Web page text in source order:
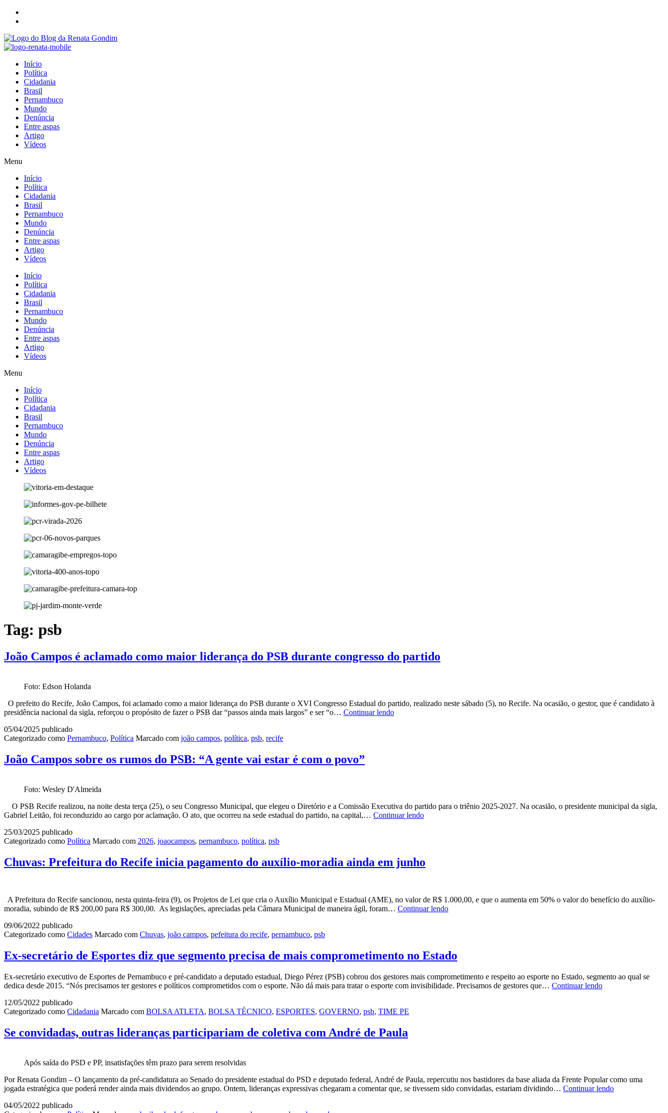
Início
Política
Cidadania
Brasil
Pernambuco
Mundo
Denúncia
Entre aspas
Artigo
Vídeos
Menu
Início
Política
Cidadania
Brasil
Pernambuco
Mundo
Denúncia
Entre aspas
Artigo
Vídeos
Início
Política
Cidadania
Brasil
Pernambuco
Mundo
Denúncia
Entre aspas
Artigo
Vídeos
Menu
Início
Política
Cidadania
Brasil
Pernambuco
Mundo
Denúncia
Entre aspas
Artigo
Vídeos
Tag: psb
João Campos é aclamado como maior liderança do PSB durante congresso do partido
Foto: Edson Holanda
O prefeito do Recife, João Campos, foi aclamado como a maior liderança do PSB durante o XVI Congresso Estadual do partido, realizado neste sábado (5), no Recife. Na ocasião, o gestor, que é candidato à
presidência nacional da sigla, reforçou o propósito de fazer o PSB dar “passos ainda mais largos” e ser “o… Continuar lendoJoão
do
partido
05/04/2025 publicado
Categorizado como Pernambuco, Política Marcado com joão campos, política, psb, recife
João Campos sobre os rumos do PSB: “A gente vai estar é com o povo”
Foto: Wesley D'Almeida
O PSB Recife realizou, na noite desta terça (25), o seu Congresso Municipal, que elegeu o Diretório e a Comissão Executiva do partido para o triênio 2025-2027. Na ocasião, o presidente municipal da sigla,
Gabriel Leitão, foi reconduzido ao cargo por aclamação. O ato, que ocorreu na sede estadual do partido, na capital,… Continuar lendoJoão
do
PSB:
vai
estar
é
25/03/2025 publicado
Categorizado como Política Marcado com 2026, joaocampos, pernambuco, política, psb
Chuvas: Prefeitura do Recife inicia pagamento do auxílio-moradia ainda em junho
A Prefeitura do Recife sancionou, nesta quinta-feira (9), os Projetos de Lei que cria o Auxílio Municipal e Estadual (AME), no valor de R$ 1.000,00, e que o aumenta em 50% o valor do benefício do auxílio-
moradia, subindo de R$ 200,00 para R$ 300,00. As legislações, apreciadas pela Câmara Municipal de maneira ágil, foram… Continuar lendoChuvas:
pagamento
do
moradia
ainda
09/06/2022 publicado
Categorizado como Cidades Marcado com Chuvas, joão campos, pefeitura do recife, pernambuco, psb
Ex-secretário de Esportes diz que segmento precisa de mais comprometimento no Estado
Ex-secretário executivo de Esportes de Pernambuco e pré-candidato a deputado estadual, Diego Pérez (PSB) cobrou dos gestores mais comprometimento e respeito ao esporte no Estado, segmento ao qual se
dedica desde 2015. “Nós precisamos ter gestores e políticos comprometidos com o esporte. Não dá mais para tratar o esporte com invisibilidade. Precisamos de gestores que… Continuar lendoEx-
no
Estado
12/05/2022 publicado
Categorizado como Cidadania Marcado com BOLSA ATLETA, BOLSA TÉCNICO, ESPORTES, GOVERNO, psb, TIME PE
Se convidadas, outras lideranças participariam de coletiva com André de Paula
Após saída do PSD e PP, insatisfações têm prazo para serem resolvidas
Por Renata Gondim – O lançamento da pré-candidatura ao Senado do presidente estadual do PSD e deputado federal, André de Paula, repercutiu nos bastidores da base aliada da Frente Popular como uma
jogada estratégica que poderá render ainda mais dividendos ao grupo. Ontem, lideranças expressivas chegaram a comentar que, se tivessem sido convidadas, estariam dividindo… Continuar lendoSe
04/05/2022 publicado